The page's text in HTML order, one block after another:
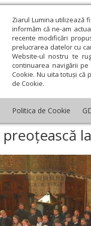
Ziarul Lumina utilizează
informăm că ne-am
recente modificări
prelucrarea datelor cu
Website-ul nostru te
continuarea navigării
Cookie. Nu uita totuși că
de Cookie.
Politica de Cookie
religioasă
Mesaje și cuvântări
religioasă › Știri ›
Decembrie Ianuarie